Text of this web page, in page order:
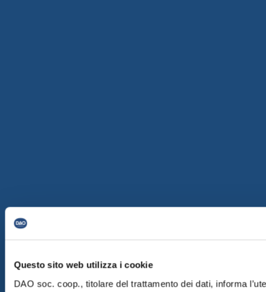
Questo sito web utilizza i cookie
DAO soc. coop., titolare del trattamento dei dati, informa